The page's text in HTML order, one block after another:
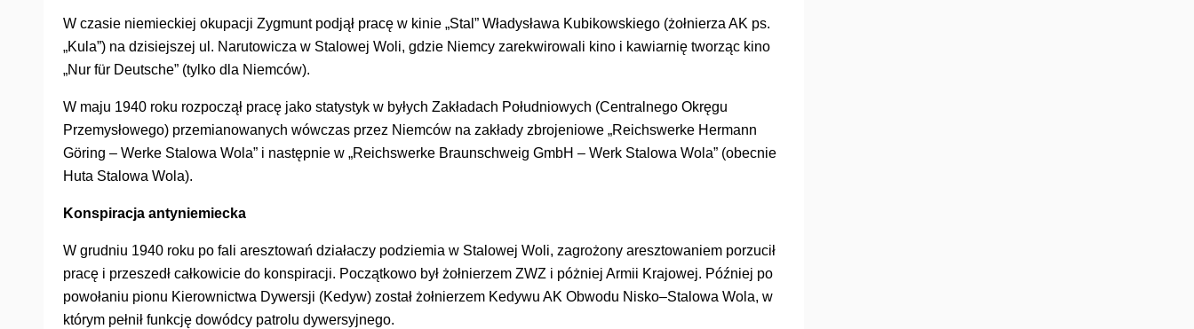
W czasie niemieckiej okupacji Zygmunt podjął pracę w kinie „Stal” Władysława Kubikowskiego (żołnierza AK ps.
„Kula”) na dzisiejszej ul. Narutowicza w Stalowej Woli, gdzie Niemcy zarekwirowali kino i kawiarnię tworząc kino
„Nur für Deutsche” (tylko dla Niemców).
W maju 1940 roku rozpoczął pracę jako statystyk w byłych Zakładach Południowych (Centralnego Okręgu
Przemysłowego) przemianowanych wówczas przez Niemców na zakłady zbrojeniowe „Reichswerke Hermann
Göring – Werke Stalowa Wola” i następnie w „Reichswerke Braunschweig GmbH – Werk Stalowa Wola” (obecnie
Huta Stalowa Wola).
Konspiracja antyniemiecka
W grudniu 1940 roku po fali aresztowań działaczy podziemia w Stalowej Woli, zagrożony aresztowaniem porzucił
pracę i przeszedł całkowicie do konspiracji. Początkowo był żołnierzem ZWZ i póżniej Armii Krajowej. Później po
powołaniu pionu Kierownictwa Dywersji (Kedyw) został żołnierzem Kedywu AK Obwodu Nisko–Stalowa Wola, w
którym pełnił funkcję dowódcy patrolu dywersyjnego.